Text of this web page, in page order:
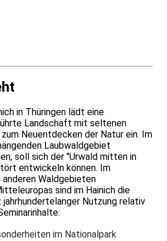
in Thüringen lädt eine
Landschaft mit seltenen
Neuentdecken der Natur ein. Im
Laubwaldgebiet
soll sich der "Urwald mitten in
entwickeln können. Im
Waldgebieten
sind im Hainich die
Nutzung relativ
im Nationalpark